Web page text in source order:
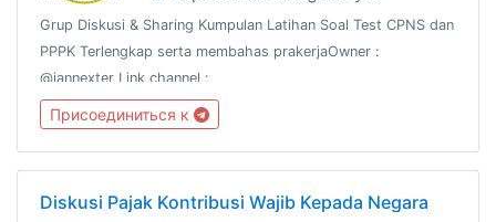
Grup Diskusi & Sharing Kumpulan Latihan Soal Test CPNS dan
PPPK Terlengkap serta membahas prakerjaOwner :
@iannexter Link channel :
https://t.me/soalcpnsdanberitanyaWeb :
https://sscn.bkn.go.id dan prakerja.go.idWeb :
https://www.asnpedia.net
Присоединиться к
Diskusi Pajak Kontribusi Wajib Kepada Negara